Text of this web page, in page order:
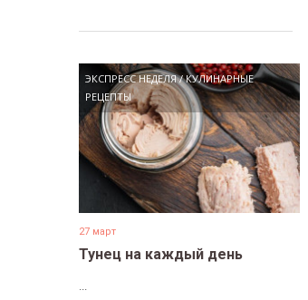
ЭКСПРЕСС НЕДЕЛЯ/КУЛИНАРНЫЕ
РЕЦЕПТЫ
27 март
Тунец на каждый день